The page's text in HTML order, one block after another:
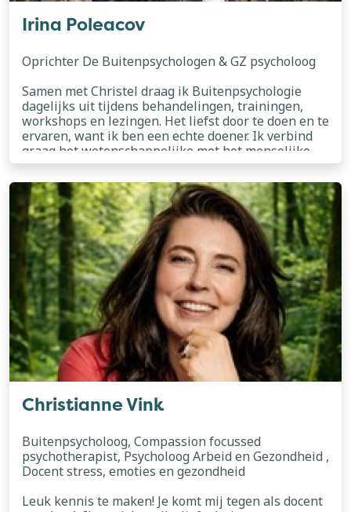
Irina Poleacov
Oprichter De Buitenpsychologen & GZ psycholoog
Samen met Christel draag ik Buitenpsychologie
dagelijks uit tijdens behandelingen, trainingen,
workshops en lezingen. Het liefst door te doen en te
ervaren, want ik ben een echte doener. Ik verbind
graag het wetenschappelijke met het menselijke
dagelijkse leven, bruggen bouwen en
mogelijkheden creëren is waar mijn hart sneller
van gaat kloppen. Als buitenmens, paardenmeisje
en boekenwurm ben ik enorm op mijn plek in en
met Buitenpsychologie, waar kennis en
ervaringsgericht leren naadloos in elkaar haken.
Naast De Buitenpsychologen run ik een eigen
praktijk in het mooie groene Gooi, waar ik naast
reguliere zorg graag coachingstrajecten verzorg
binnen bedrijven met een toekomstbestendige
visie.
lees meer
Christianne Vink
Buitenpsycholoog, Compassion focussed
psychotherapist, Psycholoog Arbeid en Gezondheid ,
Docent stress, emoties en gezondheid
Leuk kennis te maken! Je komt mij tegen als docent